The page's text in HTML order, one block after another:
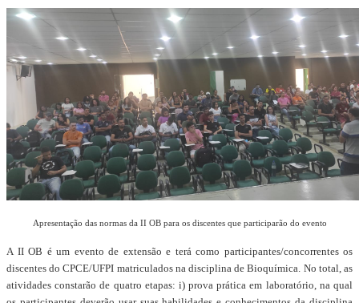
Apresentação das normas da II OB para os discentes que participarão do evento
A II OB é um evento de extensão e terá como participantes/concorrentes os
discentes do CPCE/UFPI matriculados na disciplina de Bioquímica. No total, as
atividades constarão de quatro etapas: i) prova prática em laboratório, na qual